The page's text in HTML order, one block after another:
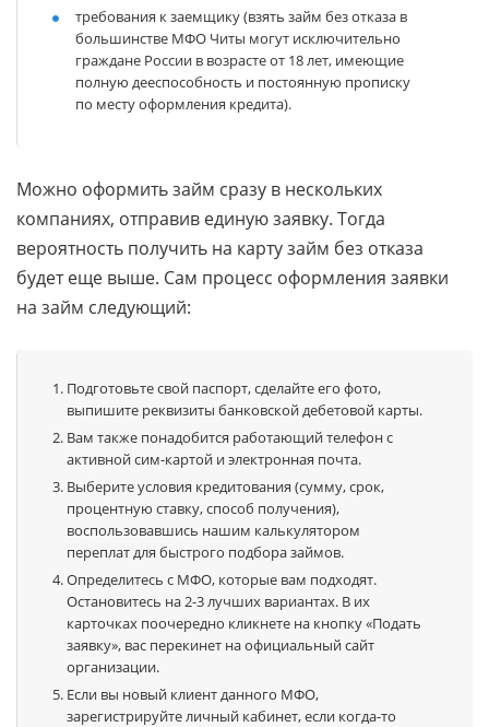
требования к заемщику (взять займ без отказа в
большинстве МФО Читы могут исключительно
граждане России в возрасте от 18 лет, имеющие
полную дееспособность и постоянную прописку
по месту оформления кредита).
Можно оформить займ сразу в нескольких
компаниях, отправив единую заявку. Тогда
вероятность получить на карту займ без отказа
будет еще выше. Сам процесс оформления заявки
на займ следующий:
Подготовьте свой паспорт, сделайте его фото,
выпишите реквизиты банковской дебетовой карты.
Вам также понадобится работающий телефон с
активной сим-картой и электронная почта.
Выберите условия кредитования (сумму, срок,
процентную ставку, способ получения),
воспользовавшись нашим калькулятором
переплат для быстрого подбора займов.
Определитесь с МФО, которые вам подходят.
Остановитесь на 2-3 лучших вариантах. В их
карточках поочередно кликнете на кнопку «Подать
заявку», вас перекинет на официальный сайт
организации.
Если вы новый клиент данного МФО,
зарегистрируйте личный кабинет, если когда-то